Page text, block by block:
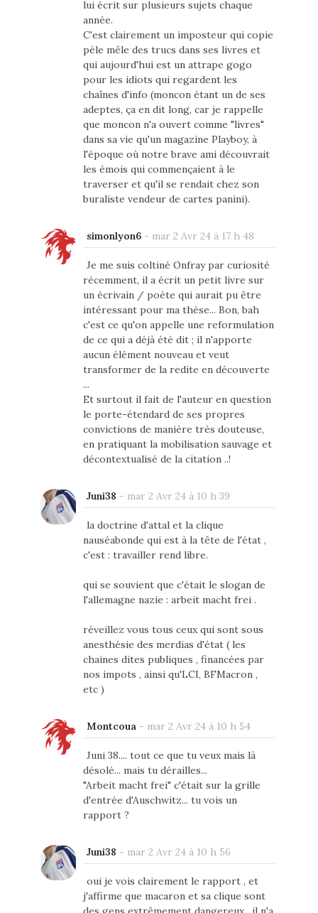
lui écrit sur plusieurs sujets chaque
année.
C'est clairement un imposteur qui copie
pèle mêle des trucs dans ses livres et
qui aujourd'hui est un attrape gogo
pour les idiots qui regardent les
chaînes d'info (moncon étant un de ses
adeptes, ça en dit long, car je rappelle
que moncon n'a ouvert comme "livres"
dans sa vie qu'un magazine Playboy, à
l'époque où notre brave ami découvrait
les émois qui commençaient à le
traverser et qu'il se rendait chez son
buraliste vendeur de cartes panini).
simonlyon6- mar 2 Avr 24 à 17 h 48
Je me suis coltiné Onfray par curiosité
récemment, il a écrit un petit livre sur
un écrivain / poète qui aurait pu être
intéressant pour ma thèse... Bon, bah
c'est ce qu'on appelle une reformulation
de ce qui a déjà été dit ; il n'apporte
aucun élément nouveau et veut
transformer de la redite en découverte
...
Et surtout il fait de l'auteur en question
le porte-étendard de ses propres
convictions de manière très douteuse,
en pratiquant la mobilisation sauvage et
décontextualisé de la citation ..!
Juni38 - mar 2 Avr 24 à 10 h 39
la doctrine d'attal et la clique
nauséabonde qui est à la tête de l'état ,
c'est : travailler rend libre.
qui se souvient que c'était le slogan de
l'allemagne nazie : arbeit macht frei .
réveillez vous tous ceux qui sont sous
anesthésie des merdias d'état ( les
chaines dites publiques , financées par
nos impots , ainsi qu'LCI, BFMacron ,
etc )
Montcoua- mar 2 Avr 24 à 10 h 54
Juni 38.... tout ce que tu veux mais là
désolé... mais tu dérailles...
"Arbeit macht frei" c'était sur la grille
d'entrée d'Auschwitz... tu vois un
rapport ?
Juni38 - mar 2 Avr 24 à 10 h 56
oui je vois clairement le rapport , et
j'affirme que macaron et sa clique sont